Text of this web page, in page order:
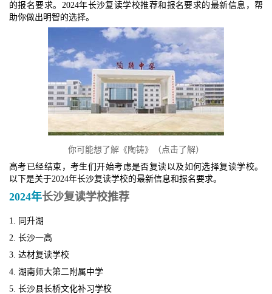
的报名要求。2024年长沙复读学校推荐和报名要求的最新信息，帮
助你做出明智的选择。
你可能想了解《陶铸》（点击了解）
高考已经结束，考生们开始考虑是否复读以及如何选择复读学校。
以下是关于2024年长沙复读学校的最新信息和报名要求。
2024年长沙复读学校推荐
1. 同升湖
2. 长沙一高
3. 达材复读学校
4. 湖南师大第二附属中学
5. 长沙县长桥文化补习学校